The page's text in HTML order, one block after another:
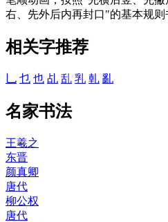
右、先外后内再封口"的基本规则
相关字推荐
乚 乜 也 乩 乱 乳 乹 亂
名家书法
王羲之
东晋
颜真卿
唐代
柳公权
唐代